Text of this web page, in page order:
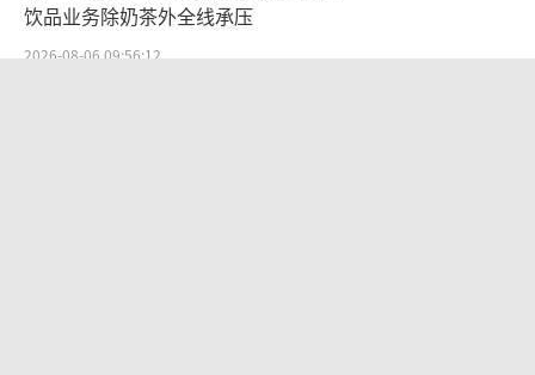
饮品业务除奶茶外全线承压
2026-08-06 09:56:12